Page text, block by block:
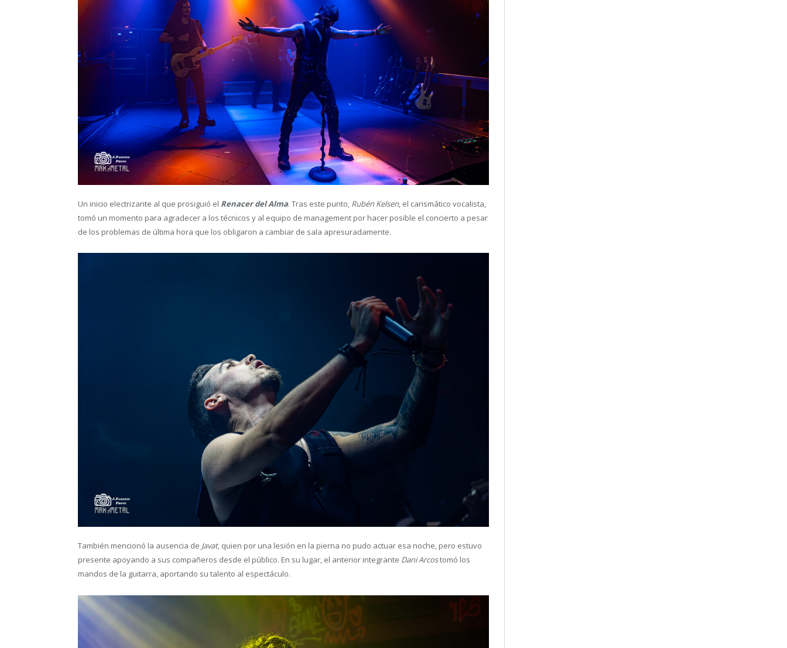
Un inicio electrizante al que prosiguió el Renacer del Alma. Tras este punto, Rubén Kelsen, el carismático vocalista,
tomó un momento para agradecer a los técnicos y al equipo de management por hacer posible el concierto a pesar
de los problemas de última hora que los obligaron a cambiar de sala apresuradamente.
También mencionó la ausencia de Javat, quien por una lesión en la pierna no pudo actuar esa noche, pero estuvo
presente apoyando a sus compañeros desde el público. En su lugar, el anterior integrante Dani Arcostomó los
mandos de la guitarra, aportando su talento al espectáculo.